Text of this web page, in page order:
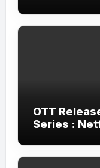
OTT
Series : Netflix, JioHotstar और Ultra